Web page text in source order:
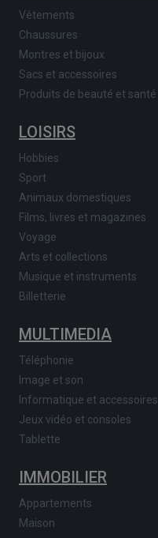
Vêtements
Chaussures
Montres et bijoux
Sacs et accessoires
Produits de beauté et santé
LOISIRS
Hobbies
Sport
Animaux domestiques
Films, livres et magazines
Voyage
Arts et collections
Musique et instruments
Billetterie
MULTIMEDIA
Téléphonie
Image et son
Informatique et accessoires
Jeux vidéo et consoles
Tablette
IMMOBILIER
Appartements
Maison